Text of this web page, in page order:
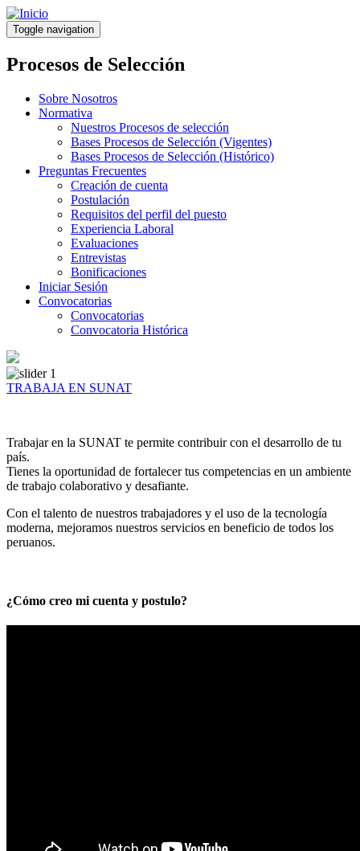
Pasar
al
contenido
principal
Toggle navigation
Procesos de Selección
Sobre Nosotros
Normativa
Nuestros Procesos de selección
Bases Procesos de Selección (Vigentes)
Bases Procesos de Selección (Histórico)
Preguntas Frecuentes
Creación de cuenta
Postulación
Requisitos del perfil del puesto
Experiencia Laboral
Evaluaciones
Entrevistas
Bonificaciones
Iniciar Sesión
Convocatorias
Convocatorias
Convocatoria Histórica
TRABAJA EN SUNAT
Trabajar en la SUNAT te permite contribuir con el desarrollo de tu
país.
Tienes la oportunidad de fortalecer tus competencias en un ambiente
de trabajo colaborativo y desafiante.
Con el talento de nuestros trabajadores y el uso de la tecnología
moderna, mejoramos nuestros servicios en beneficio de todos los
peruanos.
¿Cómo creo mi cuenta y postulo?